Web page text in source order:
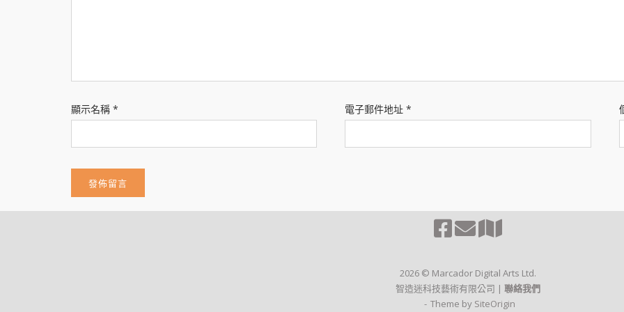
顯示名稱 * 電子郵件地址*
2026 © Marcador Digital Arts Ltd.
智造迷科技藝術有限公司 | 聯絡我們
Theme by SiteOrigin